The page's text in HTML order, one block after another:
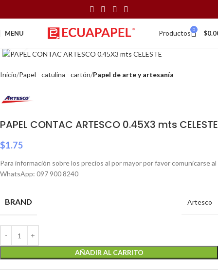
MENU Productos 0 $
Click to enlarge
Inicio Papel - catulina - cartón Papel de arte y artesanía
PAPEL CONTAC ARTESCO 0.45X3 mts CELESTE
$1.75
Para información sobre los precios al por mayor por favor comunicarse al
WhatsApp: 097 900 8240
BRAND Artesco
AÑADIR AL CARRITO